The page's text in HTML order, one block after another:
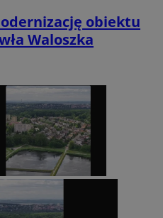
obiektu
Waloszka